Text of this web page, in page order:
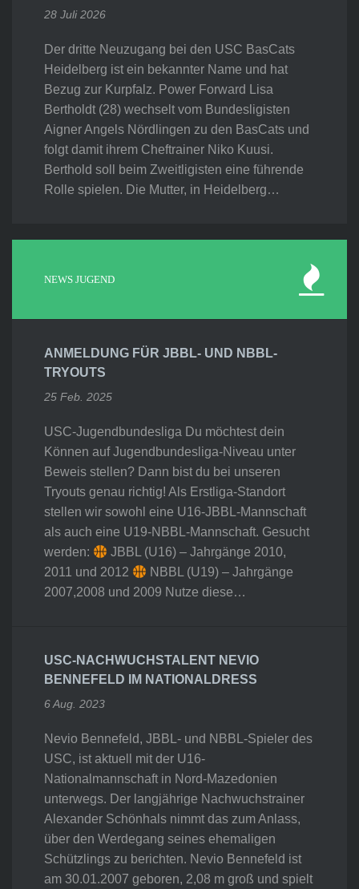
28 Juli 2026
Der dritte Neuzugang bei den USC BasCats
Heidelberg ist ein bekannter Name und hat
Bezug zur Kurpfalz. Power Forward Lisa
Bertholdt (28) wechselt vom Bundesligisten
Aigner Angels Nördlingen zu den BasCats und
folgt damit ihrem Cheftrainer Niko Kuusi.
Berthold soll beim Zweitligisten eine führende
Rolle spielen. Die Mutter, in Heidelberg…
NEWS JUGEND
ANMELDUNG FÜR JBBL- UND NBBL-
TRYOUTS
25 Feb. 2025
USC-Jugendbundesliga Du möchtest dein
Können auf Jugendbundesliga-Niveau unter
Beweis stellen? Dann bist du bei unseren
Tryouts genau richtig! Als Erstliga-Standort
stellen wir sowohl eine U16-JBBL-Mannschaft
als auch eine U19-NBBL-Mannschaft. Gesucht
werden:
JBBL (U16) – Jahrgänge 2010,
2011 und 2012
NBBL (U19) – Jahrgänge
2007,2008 und 2009 Nutze diese…
USC-NACHWUCHSTALENT NEVIO
BENNEFELD IM NATIONALDRESS
6 Aug. 2023
Nevio Bennefeld, JBBL- und NBBL-Spieler des
USC, ist aktuell mit der U16-
Nationalmannschaft in Nord-Mazedonien
unterwegs. Der langjährige Nachwuchstrainer
Alexander Schönhals nimmt das zum Anlass,
über den Werdegang seines ehemaligen
Schützlings zu berichten. Nevio Bennefeld ist
am 30.01.2007 geboren, 2,08 m groß und spielt